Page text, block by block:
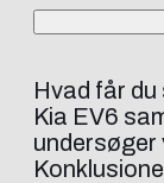
Hvad får
Kia EV6
undersøger